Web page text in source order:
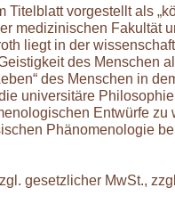
Titelblatt vorgestellt als
medizinischen Fakultät
liegt in der
des Menschen
des Menschen in
universitäre
Entwürfe
Phänomenologie
gesetzlicher MwSt.,